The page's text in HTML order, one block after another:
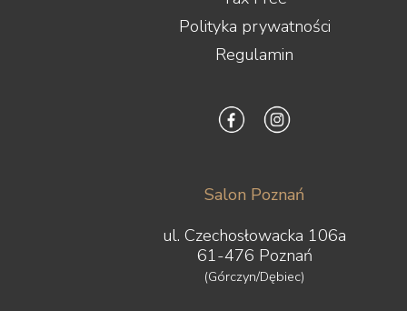
Polityka prywatności
Regulamin
Salon Poznań
ul. Czechosłowacka 106a
61-476 Poznań
(Górczyn/Dębiec)